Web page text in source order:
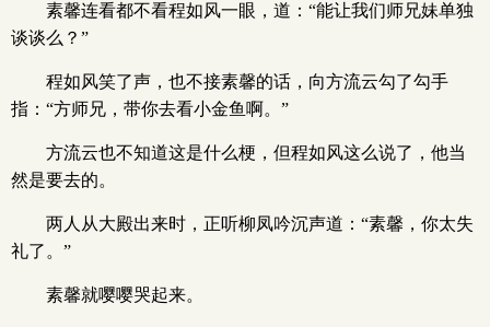
素馨连看都不看程如风一眼，道：“能让我们师兄妹单独
谈谈么？”
程如风笑了声，也不接素馨的话，向方流云勾了勾手
指：“方师兄，带你去看小金鱼啊。”
方流云也不知道这是什么梗，但程如风这么说了，他当
然是要去的。
两人从大殿出来时，正听柳凤吟沉声道：“素馨，你太失
礼了。”
素馨就嘤嘤哭起来。